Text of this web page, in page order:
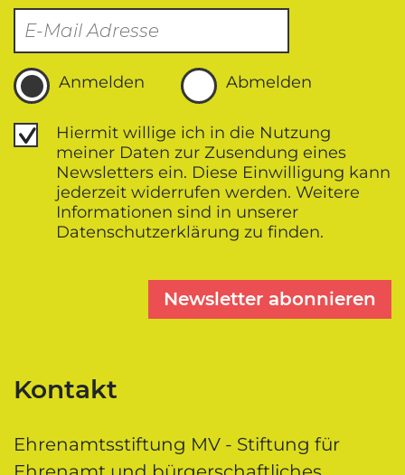
Kontakt
Ehrenamtsstiftung MV - Stiftung für
Anmelden Abmelden
Hiermit willige ich in die Nutzung
meiner Daten zur Zusendung eines
Newsletters ein. Diese Einwilligung kann
jederzeit widerrufen werden. Weitere
Informationen sind in unserer
Datenschutz­erklärung zu finden.
Newsletter abonnieren